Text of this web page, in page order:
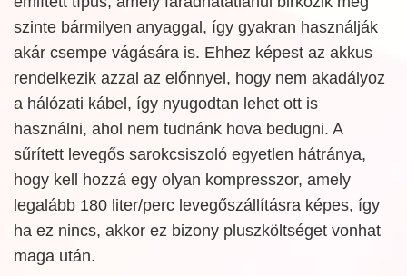
szinte bármilyen anyaggal, így gyakran használják
akár csempe vágására is. Ehhez képest az akkus
rendelkezik azzal az előnnyel, hogy nem akadályoz
a hálózati kábel, így nyugodtan lehet ott is
használni, ahol nem tudnánk hova bedugni. A
sűrített levegős sarokcsiszoló egyetlen hátránya,
hogy kell hozzá egy olyan kompresszor, amely
legalább 180 liter/perc levegőszállításra képes, így
ha ez nincs, akkor ez bizony pluszköltséget vonhat
maga után.